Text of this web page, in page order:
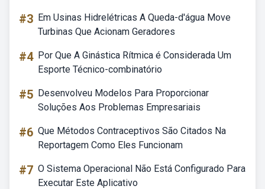
#3 Em Usinas Hidrelétricas A Queda-d'água Move
Turbinas Que Acionam Geradores
#4 Por Que A Ginástica Rítmica é Considerada Um
Esporte Técnico-combinatório
#5 Desenvolveu Modelos Para Proporcionar
Soluções Aos Problemas Empresariais
#6 Que Métodos Contraceptivos São Citados Na
Reportagem Como Eles Funcionam
#7 O Sistema Operacional Não Está Configurado Para
Executar Este Aplicativo